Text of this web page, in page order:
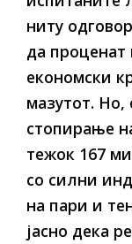
ниту
да проценат
економски
мазутот. Но,
стопирање
тежок 167
со силни
на пари и
јасно дека